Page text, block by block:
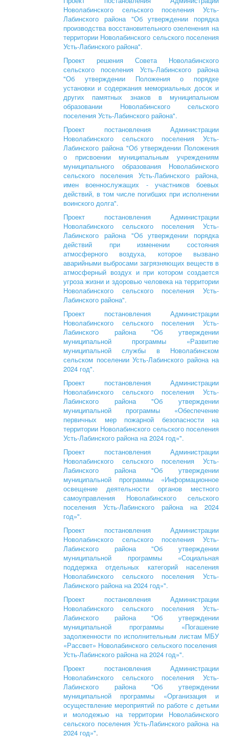
Новолабинского сельского поселения Усть-
Лабинского района "Об утверждении порядка
производства восстановительного озеленения на
территории Новолабинского сельского поселения
Усть-Лабинского района".
Проект решения Совета Новолабинского
сельского поселения Усть-Лабинского района
"Об утверждении Положения о порядке
установки и содержания мемориальных досок и
других памятных знаков в муниципальном
образовании Новолабинского сельского
поселения Усть-Лабинского района".
Проект постановления Администрации
Новолабинского сельского поселения Усть-
Лабинского района "Об утверждении Положения
о присвоении муниципальным учреждениям
муниципального образования Новолабинского
сельского поселения Усть-Лабинского района,
имен военнослужащих - участников боевых
действий, в том числе погибших при исполнении
воинского долга".
Проект постановления Администрации
Новолабинского сельского поселения Усть-
Лабинского района "Об утверждении порядка
действий при изменении состояния
атмосферного воздуха, которое вызвано
аварийными выбросами загрязняющих веществ в
атмосферный воздух и при котором создается
угроза жизни и здоровью человека на территории
Новолабинского сельского поселения Усть-
Лабинского района".
Проект постановления Администрации
Новолабинского сельского поселения Усть-
Лабинского района "Об утверждении
муниципальной программы «Развитие
муниципальной службы в Новолабинском
сельском поселении Усть-Лабинского района на
2024 год".
Проект постановления Администрации
Новолабинского сельского поселения Усть-
Лабинского района "Об утверждении
муниципальной программы «Обеспечение
первичных мер пожарной безопасности на
территории Новолабинского сельского поселения
Усть-Лабинского района на 2024 год»".
Проект постановления Администрации
Новолабинского сельского поселения Усть-
Лабинского района "Об утверждении
муниципальной программы «Информационное
освещение деятельности органов местного
самоуправления Новолабинского сельского
поселения Усть-Лабинского района на 2024
год»".
Проект постановления Администрации
Новолабинского сельского поселения Усть-
Лабинского района "Об утверждении
муниципальной программы «Социальная
поддержка отдельных категорий населения
Новолабинского сельского поселения Усть-
Лабинского района на 2024 год»".
Проект постановления Администрации
Новолабинского сельского поселения Усть-
Лабинского района "Об утверждении
муниципальной программы «Погашение
задолженности по исполнительным листам МБУ
«Рассвет» Новолабинского сельского поселения
Усть-Лабинского района на 2024 год»".
Проект постановления Администрации
Новолабинского сельского поселения Усть-
Лабинского района "Об утверждении
муниципальной программы «Организация и
осуществление мероприятий по работе с детьми
и молодежью на территории Новолабинского
сельского поселения Усть-Лабинского района на
2024 год»".